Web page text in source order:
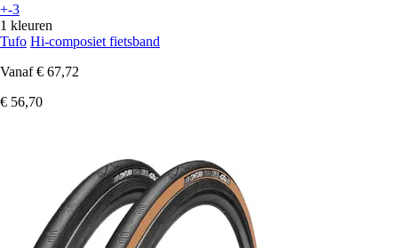
+-3
1 kleuren
Tufo Hi-composiet fietsband
Vanaf € 67,72
€ 56,70